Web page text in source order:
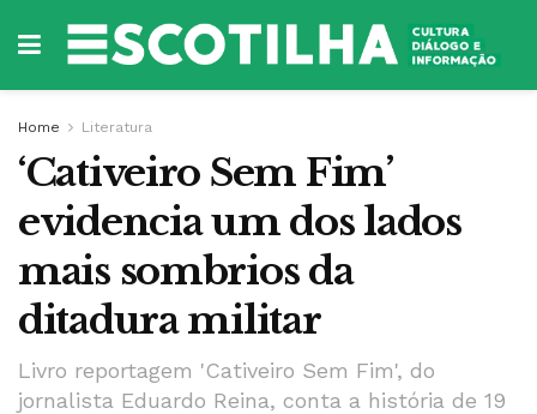
Home Literatura
‘Cativeiro Sem Fim’
evidencia um dos lados
mais sombrios da
ditadura militar
Livro reportagem 'Cativeiro Sem Fim', do
jornalista Eduardo Reina, conta a história de 19